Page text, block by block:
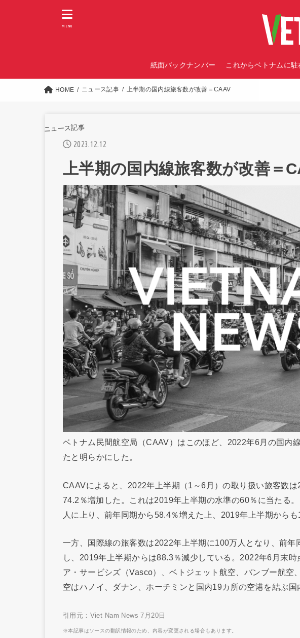
紙面バックナンバー これからベトナムに
MENU
HOME ニュース記事 上半期の国内線旅客数が改善＝CAAV
ニュース記事
2023.12.12
上半期の国内線旅客数が改善＝
ベトナム民間航空局（CAAV）はこのほど、2022年6月の国内
たと明らかにした。
CAAVによると、2022年上半期（1～6月）の取り扱い旅客数
74.2％増加した。これは2019年上半期の水準の60％に当たる
人に上り、前年同期から58.4％増えた上、2019年上半期からも
一方、国際線の旅客数は2022年上半期に100万人となり、前
し、2019年上半期からは88.3％減少している。2022年6月末
ア・サービシズ（Vasco）、ベトジェット航空、バンブー航空
空はハノイ、ダナン、ホーチミンと国内19カ所の空港を結ぶ国
引用元：Viet Nam News 7月20日
※本記事はソースの翻訳情報のため、内容が変更される場合もあります。